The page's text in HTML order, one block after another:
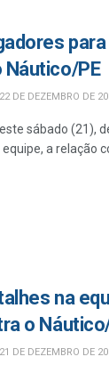
para
PE
DE DEZEMBRO DE
sábado (21),
a relação
na
o
DE DEZEMBRO DE